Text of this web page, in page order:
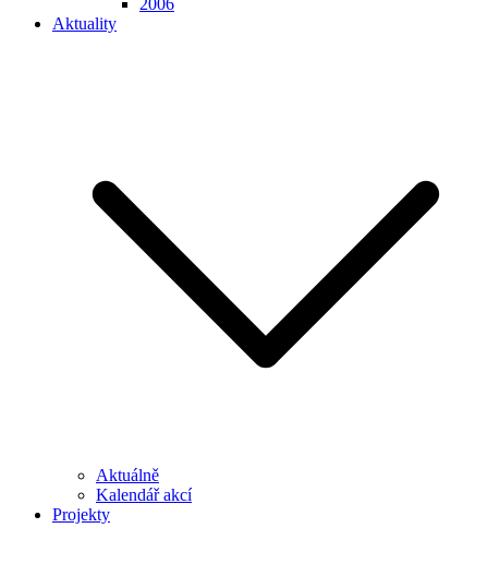
2006
Aktuality
Aktuálně
Kalendář akcí
Projekty